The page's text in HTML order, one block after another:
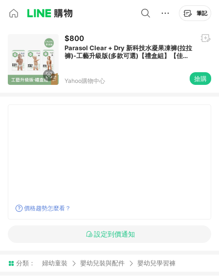
筆記
$800
Parasol Clear + Dry 新科技水凝果凍褲(拉拉
褲)-工藝升級版(多款可選)【禮盒組】【佳兒
Yahoo購物中心 搶購
價格趨勢怎麼看？
設定到價通知
分類： 婦幼童裝 嬰幼兒裝與配件 嬰幼兒學習褲